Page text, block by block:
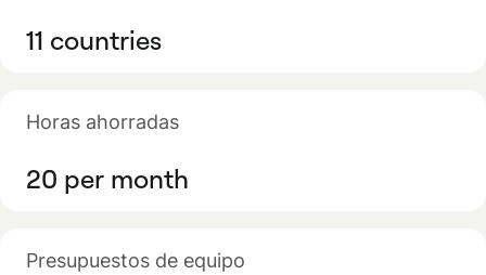
11 countries
Horas ahorradas
20 per month
Presupuestos de equipo